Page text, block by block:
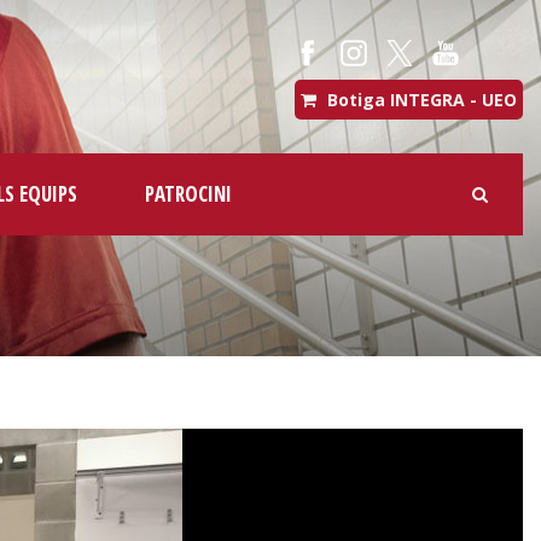
Botiga INTEGRA - UEO
EQUIPS PATROCINI